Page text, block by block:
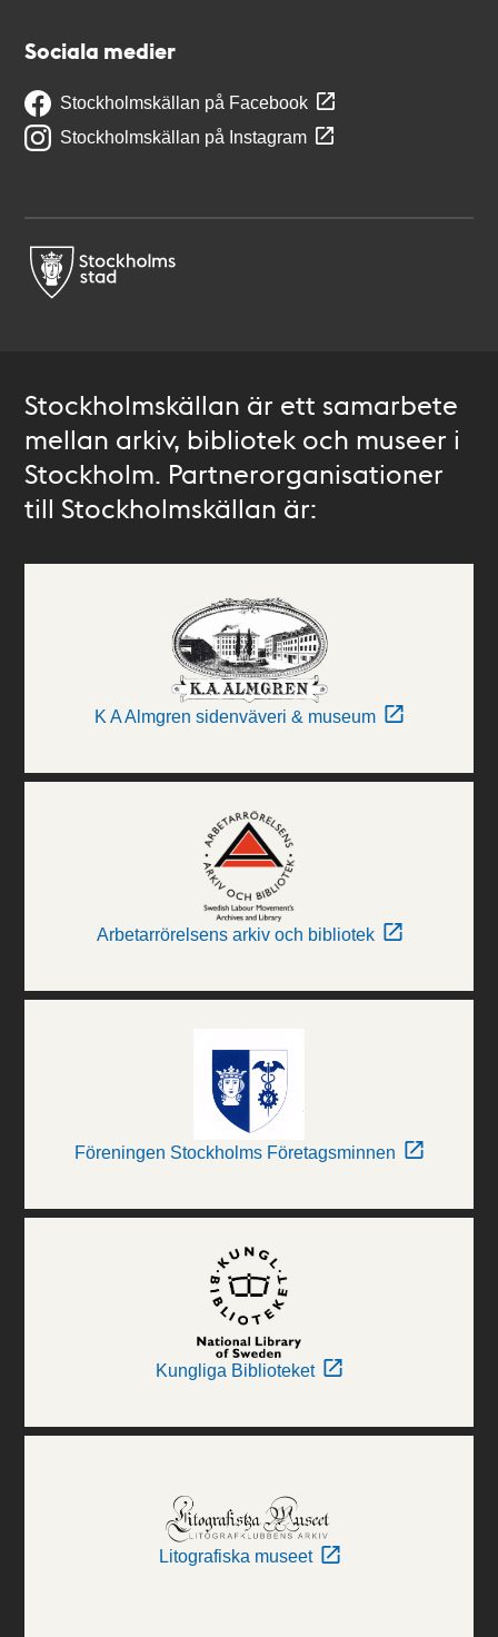
Sociala medier
Stockholmskällan på Facebook
Stockholmskällan på Instagram
Stockholmskällan är ett samarbete
mellan arkiv, bibliotek och museer i
Stockholm. Partnerorganisationer
till Stockholmskällan är:
K A Almgren sidenväveri & museum
Arbetarrörelsens arkiv och bibliotek
Föreningen Stockholms Företagsminnen
Kungliga Biblioteket
Litografiska museet